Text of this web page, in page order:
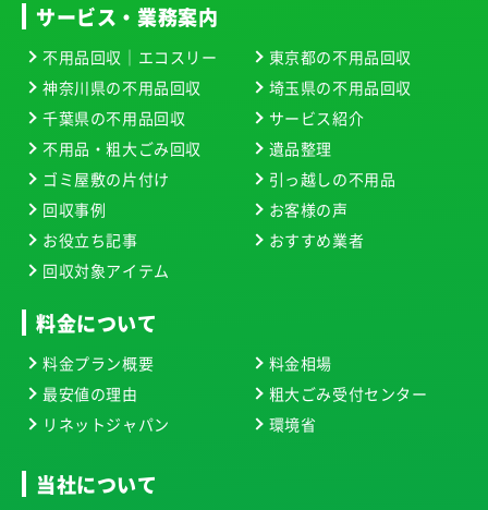
サービス・業務案内
不用品回収｜エコスリー
東京都の不用品回収
神奈川県の不用品回収
埼玉県の不用品回収
千葉県の不用品回収
サービス紹介
不用品・粗大ごみ回収
遺品整理
ゴミ屋敷の片付け
引っ越しの不用品
回収事例
お客様の声
お役立ち記事
おすすめ業者
回収対象アイテム
料金について
料金プラン概要
料金相場
最安値の理由
粗大ごみ受付センター
リネットジャパン
環境省
当社について